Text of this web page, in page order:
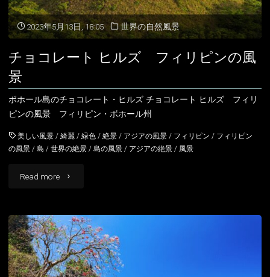
ー
風
景
フ
ン
の
2023年5月13日, 18:05 世界の自然風景
チョコレート ヒルズ フィリピンの風
景
ボホール島のチョコレート・ヒルズ チョコレート ヒルズ フィリ
ピンの風景 フィリピン・ボホール州
美しい風景 /綺麗 /緑色 /絶景 / アジアの風景 / フィリピン / フィリピン
の風景 /島 /世界の絶景 /島の風景 / アジアの絶景 / 風景
Read more "チ
コ
レ
ー